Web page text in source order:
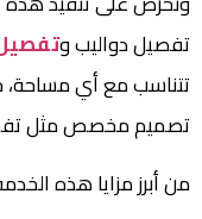
تفصيل دواليب و
تتناسب مع أي مساحة،
تصميم مخصص مثل
من أبرز مزايا هذه